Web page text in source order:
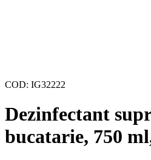
COD: IG32222
Dezinfectant
bucatarie, 750